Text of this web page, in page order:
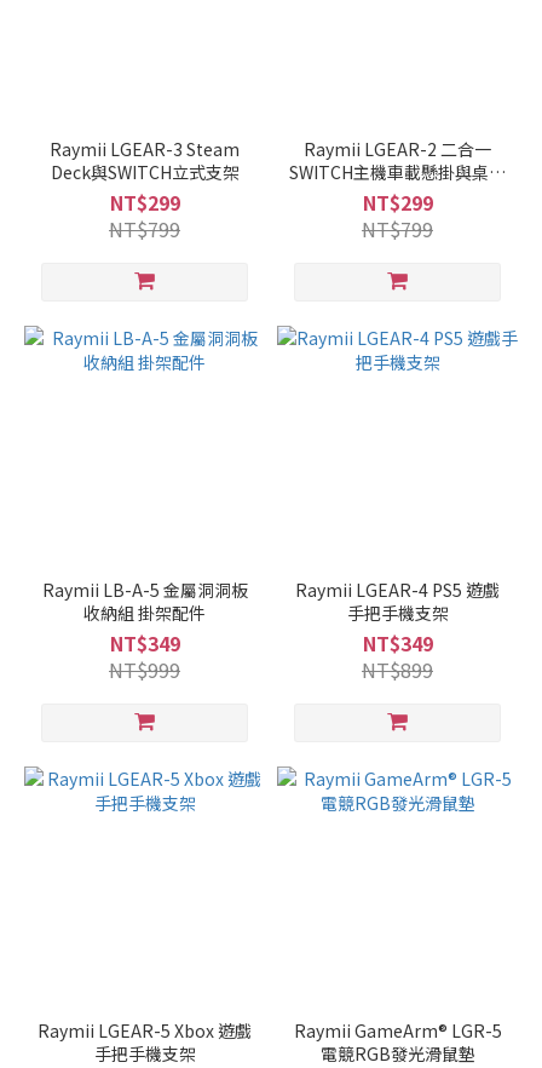
Raymii LGEAR-3 Steam
Deck與SWITCH立式支架
NT$299
NT$799
Raymii LGEAR-2 二合一
SWITCH主機車載懸掛與桌面
支架
NT$299
NT$799
Raymii LB-A-5 金屬洞洞板
收納組 掛架配件
NT$349
NT$999
Raymii LGEAR-4 PS5 遊戲
手把手機支架
NT$349
NT$899
Raymii LGEAR-5 Xbox 遊戲
手把手機支架
Raymii GameArm® LGR-5
電競RGB發光滑鼠墊